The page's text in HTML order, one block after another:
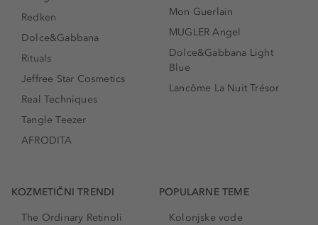
Redken
Dolce&Gabbana
Rituals
Jeffree Star Cosmetics
Real Techniques
Tangle Teezer
AFRODITA
Mon Guerlain
MUGLER Angel
Dolce&Gabbana Light
Blue
Lancôme La Nuit Trésor
KOZMETIČNI TRENDI
The Ordinary Retinoli
POPULARNE TEME
Kolonjske vode